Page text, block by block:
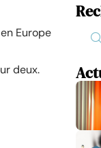
Europe
deux.